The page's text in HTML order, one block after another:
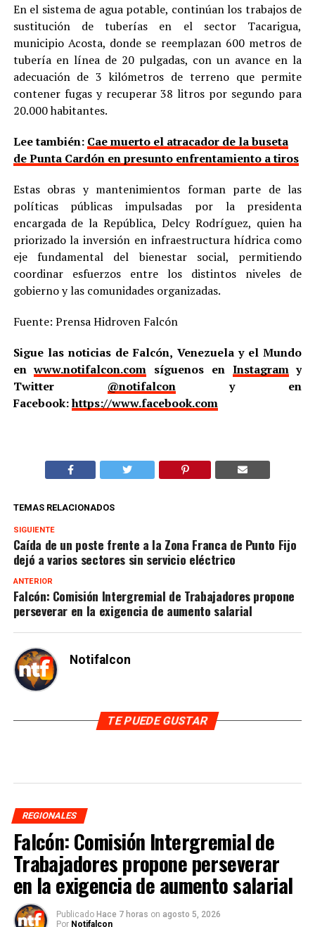
En el sistema de agua potable, continúan los trabajos de
sustitución de tuberías en el sector Tacarigua,
municipio Acosta, donde se reemplazan 600 metros de
tubería en línea de 20 pulgadas, con un avance en la
adecuación de 3 kilómetros de terreno que permite
contener fugas y recuperar 38 litros por segundo para
20.000 habitantes.
Lee también: Cae muerto el atracador de la buseta
de Punta Cardón en presunto enfrentamiento a tiros
Estas obras y mantenimientos forman parte de las
políticas públicas impulsadas por la presidenta
encargada de la República, Delcy Rodríguez, quien ha
priorizado la inversión en infraestructura hídrica como
eje fundamental del bienestar social, permitiendo
coordinar esfuerzos entre los distintos niveles de
gobierno y las comunidades organizadas.
Fuente: Prensa Hidroven Falcón
Sigue las noticias de Falcón, Venezuela y el Mundo
enwww.notifalcon.com síguenos en Instagramy
Twitter @notifalcony en
Facebook:https://www.facebook.com
TEMAS RELACIONADOS
SIGUIENTE
Caída de un poste frente a la Zona Franca de Punto Fijo
dejó a varios sectores sin servicio eléctrico
ANTERIOR
Falcón: Comisión Intergremial de Trabajadores propone
perseverar en la exigencia de aumento salarial
Notifalcon
TE PUEDE GUSTAR
REGIONALES
Falcón: Comisión Intergremial de
Trabajadores propone perseverar
en la exigencia de aumento salarial
Publicado Hace 7 horas on agosto 5, 2026
Por Notifalcon